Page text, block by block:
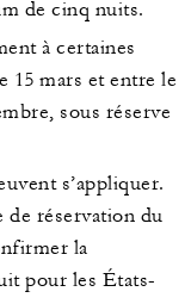
de cinq nuits.
à certaines
15 mars et entre le
sous réserve
s’appliquer.
de réservation du
la
pour les États-